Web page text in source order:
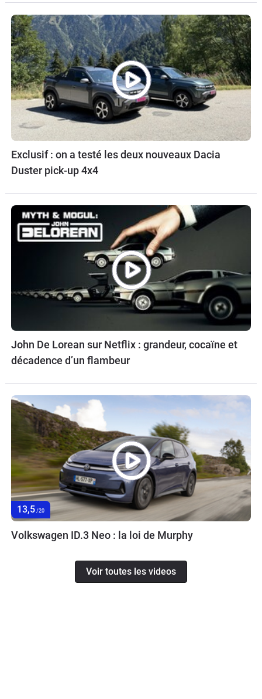
Exclusif : on a testé les deux nouveaux Dacia
Duster pick-up 4x4
John De Lorean sur Netflix : grandeur, cocaïne et
décadence d’un flambeur
13,5 /20
Volkswagen ID.3 Neo : la loi de Murphy
Voir toutes les videos